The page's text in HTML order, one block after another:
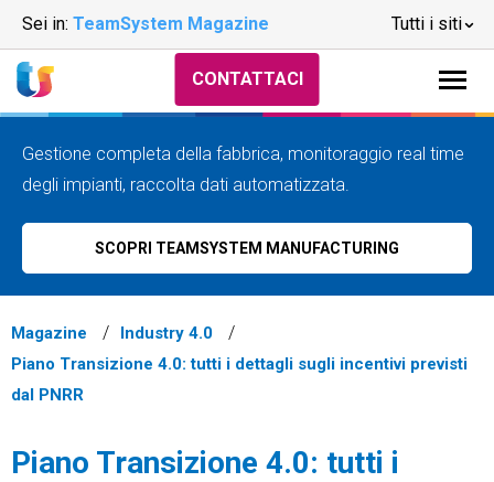
Sei in: TeamSystem Magazine Tutti i siti
CONTATTACI
Gestione completa della fabbrica, monitoraggio real time
degli impianti, raccolta dati automatizzata.
SCOPRI TEAMSYSTEM MANUFACTURING
Magazine
Industry 4.0
Piano Transizione 4.0: tutti i dettagli sugli incentivi previsti
dal PNRR
Piano Transizione 4.0: tutti i